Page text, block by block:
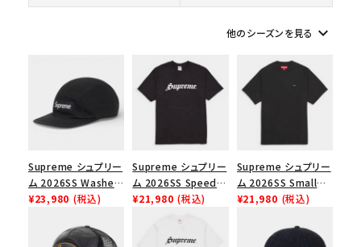
並び順
円 ～
円
在庫のない商品を表示する
他のシーズンを見る keyboard_arrow_down
Supreme シュプリー
ム 2026SS Washed
Chino Twill Camp
ノツイル キャンプキャ
¥23,980 (税込)
Supreme シュプリー
ム 2026SS Speed
Tee スピードTシャツ
¥21,980 (税込)
Supreme シュプリー
ム 2026SS Small
Box Tee スモールボ
¥21,980 (税込)